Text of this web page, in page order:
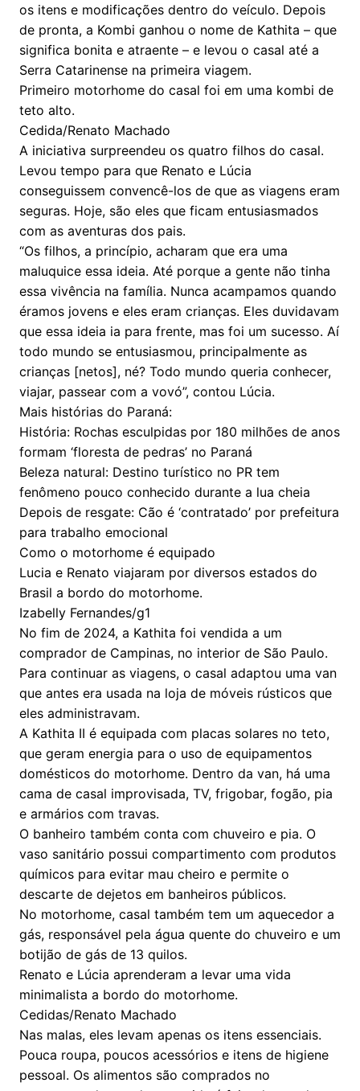
os itens e modificações dentro do veículo. Depois
de pronta, a Kombi ganhou o nome de Kathita – que
significa bonita e atraente – e levou o casal até a
Serra Catarinense na primeira viagem.
Primeiro motorhome do casal foi em uma kombi de
teto alto.
Cedida/Renato Machado
A iniciativa surpreendeu os quatro filhos do casal.
Levou tempo para que Renato e Lúcia
conseguissem convencê-los de que as viagens eram
seguras. Hoje, são eles que ficam entusiasmados
com as aventuras dos pais.
“Os filhos, a princípio, acharam que era uma
maluquice essa ideia. Até porque a gente não tinha
essa vivência na família. Nunca acampamos quando
éramos jovens e eles eram crianças. Eles duvidavam
que essa ideia ia para frente, mas foi um sucesso. Aí
todo mundo se entusiasmou, principalmente as
crianças [netos], né? Todo mundo queria conhecer,
viajar, passear com a vovó”, contou Lúcia.
Mais histórias do Paraná:
História: Rochas esculpidas por 180 milhões de anos
formam ‘floresta de pedras’ no Paraná
Beleza natural: Destino turístico no PR tem
fenômeno pouco conhecido durante a lua cheia
Depois de resgate: Cão é ‘contratado’ por prefeitura
para trabalho emocional
Como o motorhome é equipado
Lucia e Renato viajaram por diversos estados do
Brasil a bordo do motorhome.
Izabelly Fernandes/g1
No fim de 2024, a Kathita foi vendida a um
comprador de Campinas, no interior de São Paulo.
Para continuar as viagens, o casal adaptou uma van
que antes era usada na loja de móveis rústicos que
eles administravam.
A Kathita II é equipada com placas solares no teto,
que geram energia para o uso de equipamentos
domésticos do motorhome. Dentro da van, há uma
cama de casal improvisada, TV, frigobar, fogão, pia
e armários com travas.
O banheiro também conta com chuveiro e pia. O
vaso sanitário possui compartimento com produtos
químicos para evitar mau cheiro e permite o
descarte de dejetos em banheiros públicos.
No motorhome, casal também tem um aquecedor a
gás, responsável pela água quente do chuveiro e um
botijão de gás de 13 quilos.
Renato e Lúcia aprenderam a levar uma vida
minimalista a bordo do motorhome.
Cedidas/Renato Machado
Nas malas, eles levam apenas os itens essenciais.
Pouca roupa, poucos acessórios e itens de higiene
pessoal. Os alimentos são comprados no